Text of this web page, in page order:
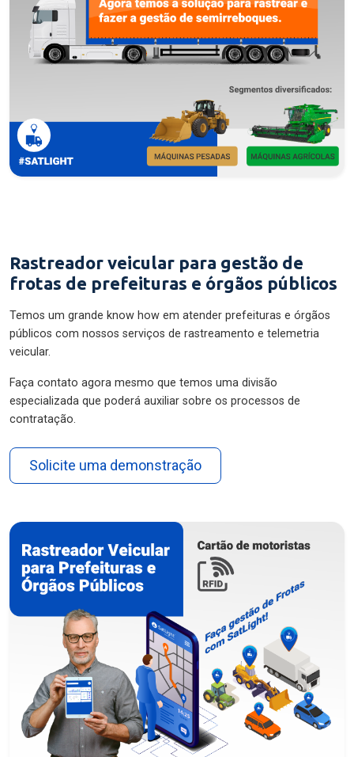
Rastreador veicular para gestão de
frotas de prefeituras e órgãos públicos
Temos um grande know how em atender prefeituras e órgãos
públicos com nossos serviços de rastreamento e telemetria
veicular.
Faça contato agora mesmo que temos uma divisão
especializada que poderá auxiliar sobre os processos de
contratação.
Solicite uma demonstração